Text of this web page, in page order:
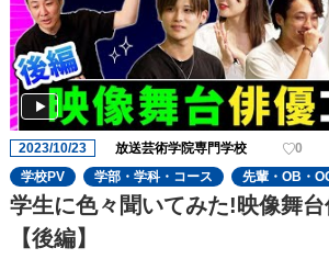
2023/10/23 放送芸術学院専門学校
0
学校PV
学部・学科・コース 先輩・OB・
学生に色々聞いてみた!映像舞
【後編】